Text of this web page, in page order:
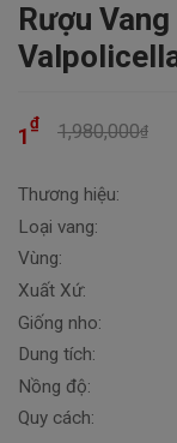
Rượu
1,980,000₫
1
₫
Thương hiệu:
Loại vang:
Vùng:
Xuất Xứ:
Giống nho:
Dung tích:
Nồng độ:
Quy cách: